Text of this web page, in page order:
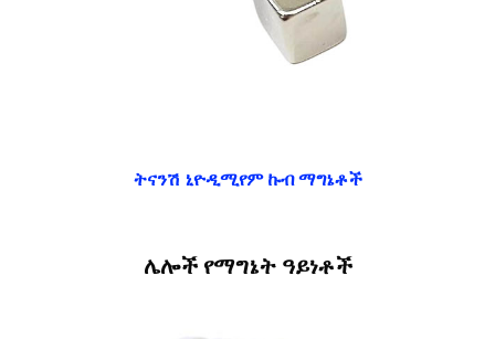
ትናንሽ ኒዮዲሚየም ኩብ ማግኔቶች
ሌሎች የማግኔት ዓይነቶች